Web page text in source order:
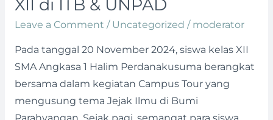
XII di ITB & UNPAD
Leave a Comment / Uncategorized / moderator
Pada tanggal 20 November 2024, siswa kelas XII
SMA Angkasa 1 Halim Perdanakusuma berangkat
bersama dalam kegiatan Campus Tour yang
mengusung tema Jejak Ilmu di Bumi
Parahyangan:
Pengalaman
Terlupakan
Siswa
Kelas
XII